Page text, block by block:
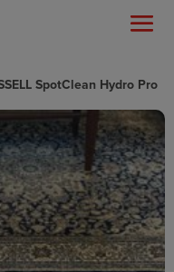
SpotClean Hydro Pro